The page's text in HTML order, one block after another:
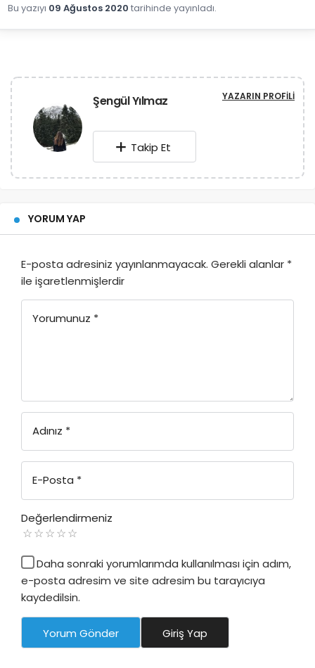
Bu yazıyı 09 Ağustos 2020 tarihinde yayınladı.
Şengül Yılmaz YAZARIN PROFILI
Takip Et
YORUM YAP
E-posta adresiniz yayınlanmayacak. Gerekli alanlar *
ile işaretlenmişlerdir
Yorumunuz *
Adınız *
E-Posta *
Değerlendirmeniz
Daha sonraki yorumlarımda kullanılması için adım,
e-posta adresim ve site adresim bu tarayıcıya
kaydedilsin.
Yorum Gönder Giriş Yap